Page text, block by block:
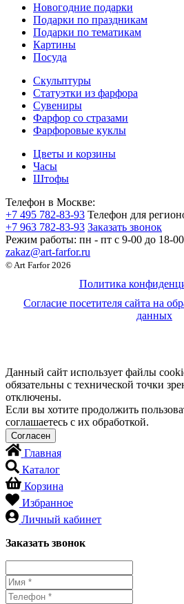
Новогодние подарки
Подарки по праздникам
Подарки по тематикам
Картины
Посуда
Скульптуры
Статуэтки из фарфора
Сувениры
Фарфор со стразами
Фарфоровые куклы
Цветы и корзины
Часы
Штофы
Телефон в Москве:
+7 495 782-83-93 Телефон для
+7 963 782-83-93 Заказать звонок
Режим работы: пн - пт c 9-00 до 18-00
zakaz@art-farfor.ru
© Art Farfor 2026
Политика
Согласие посетителя сайта на
данных
Данный сайт использует файлы
обязательны с технической точки
отключены.
Если вы хотите продолжить
соглашаетесь с их обработкой.
Главная
Каталог
Корзина
Избранное
Личный кабинет
Заказать звонок